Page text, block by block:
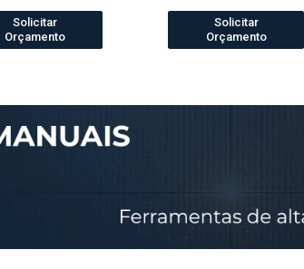
Solicitar
Orçamento
Solicitar
Orçamento